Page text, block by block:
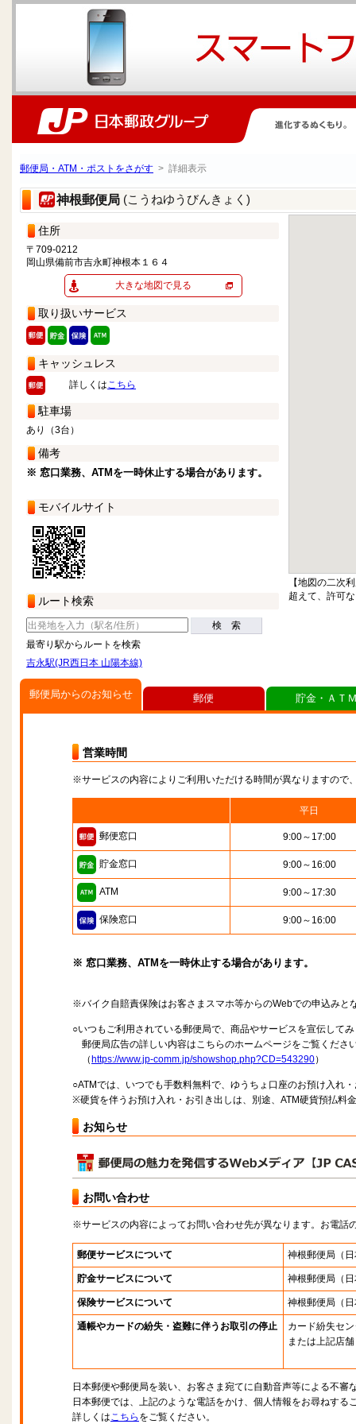
郵便局・ATM・ポストをさがす > 詳細表示
神根郵便局 (こうねゆうびんきょく)
住所
〒709-0212
岡山県備前市吉永町神根本１６４
大きな地図で見る
取り扱いサービス
キャッシュレス
詳しくはこちら
駐車場
あり（3台）
備考
※ 窓口業務、ATMを一時休止する場合があります。
モバイルサイト
ルート検索
検 索
最寄り駅からルートを検索
吉永駅(JR西日本 山陽本線)
【地図の二次
超えて、許可
郵便局からのお知らせ
営業時間
※サービスの内容によりご利用いただける時間が異なりますので
平日
郵便窓口 9:00～17:00
貯金窓口 9:00～16:00
ATM 9:00～17:30
保険窓口 9:00～16:00
※ 窓口業務、ATMを一時休止する場合があります。
※バイク自賠責保険はお客さまスマホ等からのWebでの申込みと
○いつもご利用されている郵便局で、商品やサービスを宣伝して
郵便局広告の詳しい内容はこちらのホームページをご覧くださ
（ https://www.jp-comm.jp/showshop.php?CD=543290）
○ATMでは、いつでも手数料無料で、ゆうちょ口座のお預け入れ
※硬貨を伴うお預け入れ・お引き出しは、別途、ATM硬貨預払料
お知らせ
お問い合わせ
※サービスの内容によってお問い合わせ先が異なります。お電話
郵便サービスについて 神根郵便局 （
貯金サービスについて 神根郵便局 （
保険サービスについて 神根郵便局 （
通帳やカードの紛失・盗難に伴うお取引の停止
カード紛失セ
または上記店舗
日本郵便や郵便局を装い、お客さま宛てに自動音声等による不審
日本郵便では、上記のような電話をかけ、個人情報をお尋ねする
詳しくはこちら をご覧ください。
郵便 貯金・ＡＴ